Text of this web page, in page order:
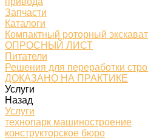
Запчасти
Каталоги
Компактный роторный
ОПРОСНЫЙ ЛИСТ
Питатели
Решения для переработки
ДОКАЗАНО НА ПРАКТИКЕ
Услуги
Назад
Услуги
технопарк машиностроение
конструкторское бюро